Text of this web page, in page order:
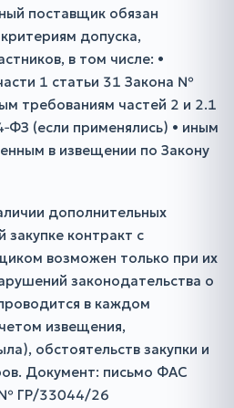
поставщик обязан
допуска,
в том числе: •
1 статьи 31 Закона №
требованиям частей 2 и 2.1
(если применялись) • иным
в извещении по Закону
дополнительных
закупке контракт с
возможен только при их
законодательства о
в каждом
извещения,
обстоятельств закупки и
Документ: письмо ФАС
№ ГР/33044/26